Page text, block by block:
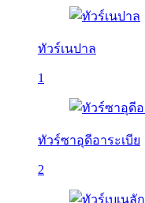
ทัวร์เนปาล
1
ทัวร์ซาอุดีอาระเบีย
2